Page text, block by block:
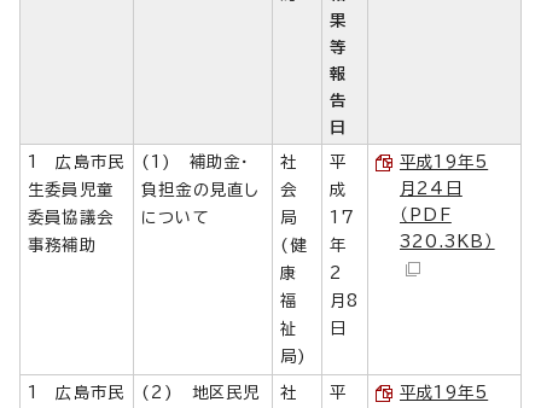
果
等
報
告
日
1 広島市民
生委員児童
委員協議会
事務補助
(1) 補助金・
負担金の見直し
について
社
会
局
(健
康
福
祉
局)
平
成
17
年
2
月8
日
平成19年5
月24日
（PDF
320.3KB）
1 広島市民
(2) 地区民児
社
平
平成19年5